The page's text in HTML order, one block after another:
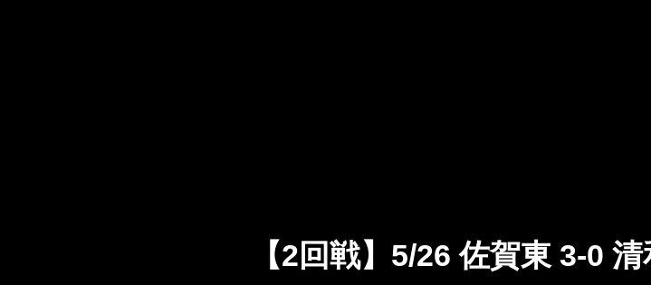
【2回戦】5/26 佐賀東 3-0